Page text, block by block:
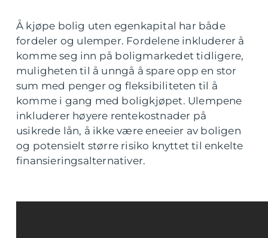
Å kjøpe bolig uten egenkapital har både
fordeler og ulemper. Fordelene inkluderer å
komme seg inn på boligmarkedet tidligere,
muligheten til å unngå å spare opp en stor
sum med penger og fleksibiliteten til å
komme i gang med boligkjøpet. Ulempene
inkluderer høyere rentekostnader på
usikrede lån, å ikke være eneeier av boligen
og potensielt større risiko knyttet til enkelte
finansieringsalternativer.